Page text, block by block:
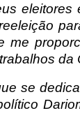
eleitores
me
da
se